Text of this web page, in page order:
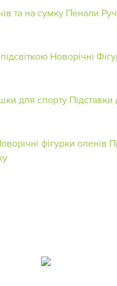
та на сумку Пенали
Новорічні
для спорту
фігурки оленів